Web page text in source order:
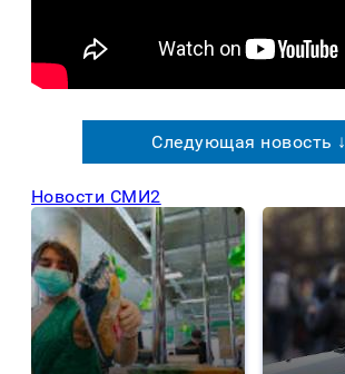
Следующая новость ↓
Новости СМИ2